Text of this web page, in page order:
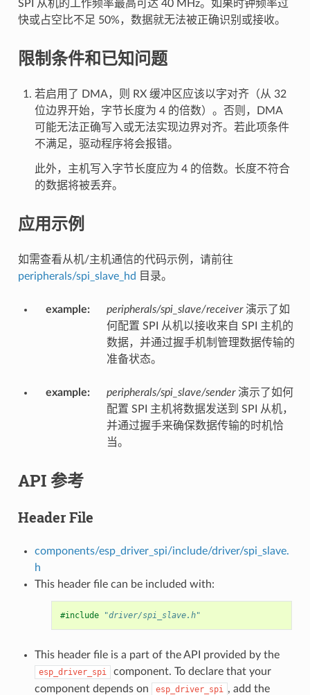
SPI 从机的工作频率最高可达 40 MHz。如果时钟频率过
快或占空比不足 50%，数据就无法被正确识别或接收。
限制条件和已知问题
若启用了 DMA，则 RX 缓冲区应该以字对齐（从 32
位边界开始，字节长度为 4 的倍数）。否则，DMA
可能无法正确写入或无法实现边界对齐。若此项条件
不满足，驱动程序将会报错。
此外，主机写入字节长度应为 4 的倍数。长度不符合
的数据将被丢弃。
应用示例
如需查看从机/主机通信的代码示例，请前往
peripherals/spi_slave_hd 目录。
example: peripherals/spi_slave/receiver演示了如
何配置 SPI 从机以接收来自 SPI 主机的
数据，并通过握手机制管理数据传输的
准备状态。
example: peripherals/spi_slave/sender演示了如何
配置 SPI 主机将数据发送到 SPI 从机，
并通过握手来确保数据传输的时机恰
当。
API 参考
Header File
components/esp_driver_spi/include/driver/spi_slave.
h
This header file can be included with:
#include "driver/spi_slave.h"
This header file is a part of the API provided by the
esp_driver_spi
component. To declare that your
component depends on
esp_driver_spi , add the